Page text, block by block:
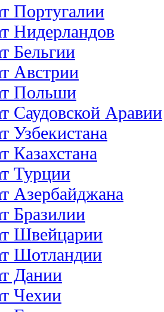
Португалии
Нидерландов
Бельгии
Австрии
Польши
Саудовской Аравии
Узбекистана
Казахстана
Турции
Азербайджана
Бразилии
Швейцарии
Шотландии
Дании
Чехии